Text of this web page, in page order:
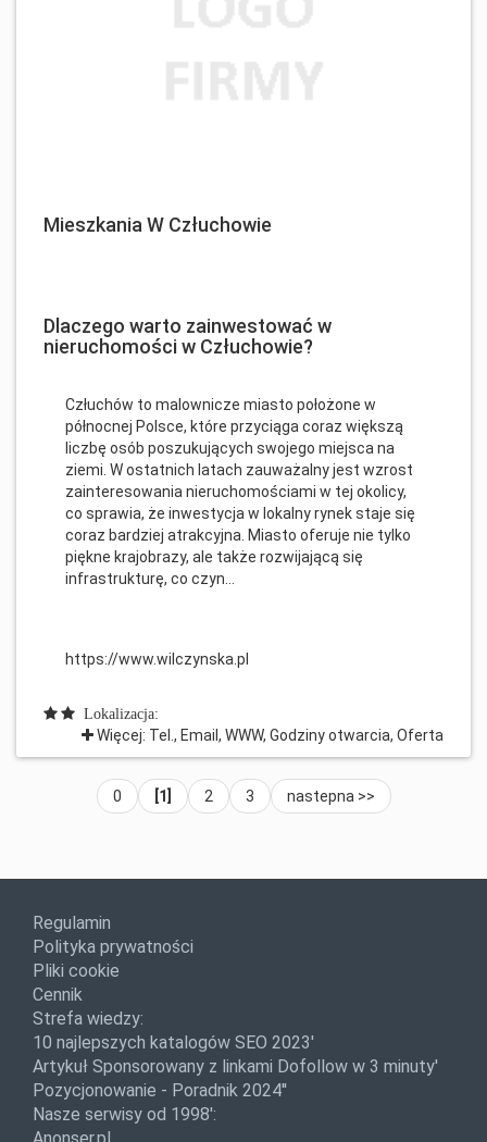
Mieszkania W Człuchowie
Dlaczego warto zainwestować w
nieruchomości w Człuchowie?
Człuchów to malownicze miasto położone w
północnej Polsce, które przyciąga coraz większą
liczbę osób poszukujących swojego miejsca na
ziemi. W ostatnich latach zauważalny jest wzrost
zainteresowania nieruchomościami w tej okolicy,
co sprawia, że inwestycja w lokalny rynek staje się
coraz bardziej atrakcyjna. Miasto oferuje nie tylko
piękne krajobrazy, ale także rozwijającą się
infrastrukturę, co czyn...
https://www.wilczynska.pl
Lokalizacja:
Więcej: Tel., Email, WWW, Godziny otwarcia, Oferta
0 [1] 2 3 nastepna >>
Regulamin
Polityka prywatności
Pliki cookie
Cennik
Strefa wiedzy:
10 najlepszych katalogów SEO 2023'
Artykuł Sponsorowany z linkami Dofollow w 3 minuty'
Pozycjonowanie - Poradnik 2024''
Nasze serwisy od 1998':